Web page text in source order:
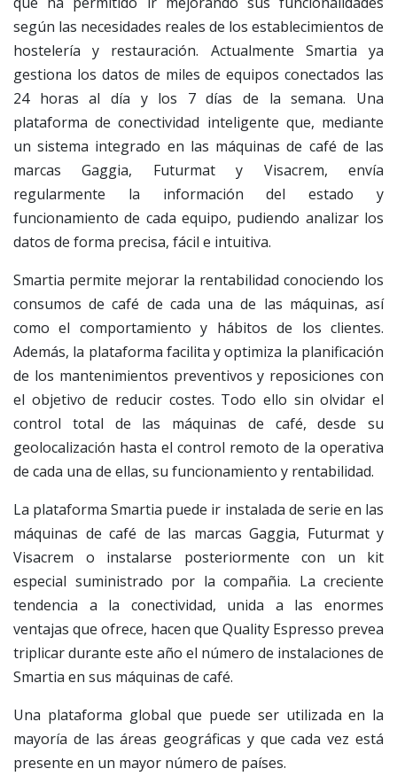
según las necesidades reales de los establecimientos de
hostelería y restauración. Actualmente Smartia ya
gestiona los datos de miles de equipos conectados las
24 horas al día y los 7 días de la semana. Una
plataforma de conectividad inteligente que, mediante
un sistema integrado en las máquinas de café de las
marcas Gaggia, Futurmat y Visacrem, envía
regularmente la información del estado y
funcionamiento de cada equipo, pudiendo analizar los
datos de forma precisa, fácil e intuitiva.
Smartia permite mejorar la rentabilidad conociendo los
consumos de café de cada una de las máquinas, así
como el comportamiento y hábitos de los clientes.
Además, la plataforma facilita y optimiza la planificación
de los mantenimientos preventivos y reposiciones con
el objetivo de reducir costes. Todo ello sin olvidar el
control total de las máquinas de café, desde su
geolocalización hasta el control remoto de la operativa
de cada una de ellas, su funcionamiento y rentabilidad.
La plataforma Smartia puede ir instalada de serie en las
máquinas de café de las marcas Gaggia, Futurmat y
Visacrem o instalarse posteriormente con un kit
especial suministrado por la compañia. La creciente
tendencia a la conectividad, unida a las enormes
ventajas que ofrece, hacen que Quality Espresso prevea
triplicar durante este año el número de instalaciones de
Smartia en sus máquinas de café.
Una plataforma global que puede ser utilizada en la
mayoría de las áreas geográficas y que cada vez está
presente en un mayor número de países.